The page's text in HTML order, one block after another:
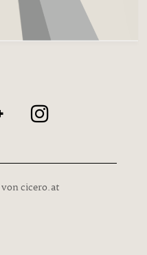
cicero.at